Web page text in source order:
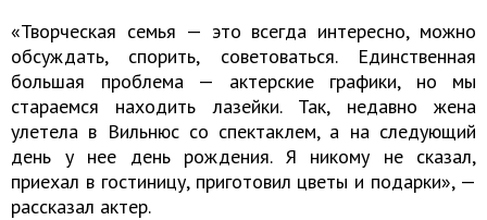
«Творческая семья — это всегда интересно, можно
обсуждать, спорить, советоваться. Единственная
большая проблема — актерские графики, но мы
стараемся находить лазейки. Так, недавно жена
улетела в Вильнюс со спектаклем, а на следующий
день у нее день рождения. Я никому не сказал,
приехал в гостиницу, приготовил цветы и подарки», —
рассказал актер.